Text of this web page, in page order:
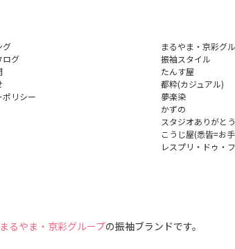
グ
ログ
ポリシー
まるやま・京彩グ
振袖スタイル
たんす屋
都粋(カジュアル)
夢楽染
かずの
スタジオありがと
こうじ屋(悉皆=お
レスプリ・ドゥ・
まるやま・京彩グループの振袖ブランドです。